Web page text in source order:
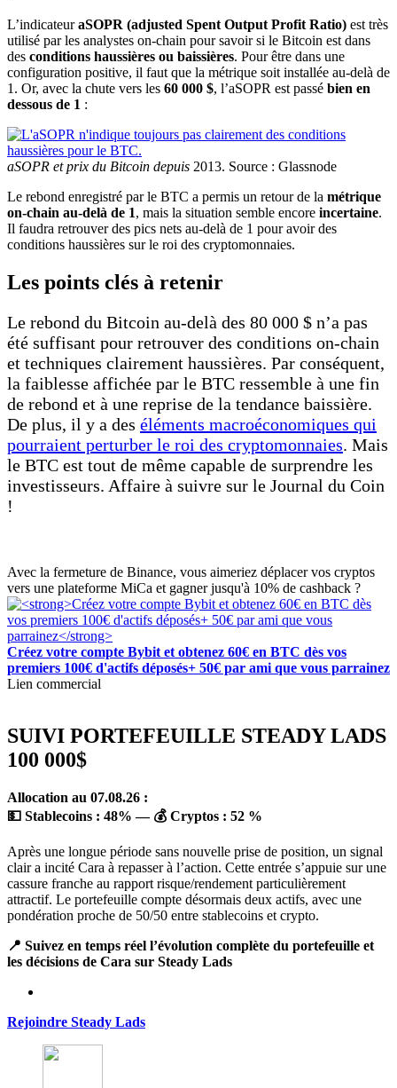
L’indicateuraSOPR (adjusted Spent Output Profit Ratio) est très
utilisé par les analystes on-chain pour savoir si le Bitcoin est dans
des conditions haussières ou baissières. Pour être dans une
configuration positive, il faut que la métrique soit installée au-delà de
1. Or, avec la chute vers les 60 000 $, l’aSOPR est passé bien en
dessous de 1 :
aSOPR et prix du Bitcoin depuis 2013. Source : Glassnode
Le rebond enregistré par le BTC a permis un retour de la métrique
on-chain au-delà de 1, mais la situation semble encore incertaine.
Il faudra retrouver des pics nets au-delà de 1 pour avoir des
conditions haussières sur le roi des cryptomonnaies.
Les points clés à retenir
Le rebond du Bitcoin au-delà des 80 000 $ n’a pas
été suffisant pour retrouver des conditions on-chain
et techniques clairement haussières. Par conséquent,
la faiblesse affichée par le BTC ressemble à une fin
de rebond et à une reprise de la tendance baissière.
De plus, il y a des éléments macroéconomiques qui
pourraient perturber le roi des cryptomonnaies. Mais
le BTC est tout de même capable de surprendre les
investisseurs. Affaire à suivre sur le Journal du Coin
!
Avec la fermeture de Binance, vous aimeriez déplacer vos cryptos
vers une plateforme MiCa et gagner jusqu'à 10% de cashback ?
Créez votre compte Bybit et obtenez 60€ en BTC dès vos
premiers 100€ d'actifs déposés+ 50€ par ami que vous parrainez
Lien commercial
SUIVI PORTEFEUILLE STEADY LADS
100 000$
Allocation au 07.08.26 :
💵 Stablecoins : 48% — 💰 Cryptos : 52 %
Après une longue période sans nouvelle prise de position, un signal
clair a incité Cara à repasser à l’action. Cette entrée s’appuie sur une
cassure franche au rapport risque/rendement particulièrement
attractif. Le portefeuille compte désormais deux actifs, avec une
pondération proche de 50/50 entre stablecoins et crypto.
📍 Suivez en temps réel l’évolution complète du portefeuille et
les décisions de Cara sur Steady Lads
Rejoindre Steady Lads